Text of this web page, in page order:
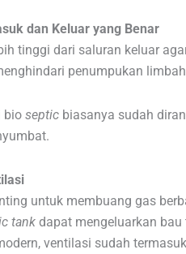
dan Keluar yang Benar
tinggi dari saluran keluar
penumpukan
bio septic biasanya sudah
untuk membuang gas
tank dapat mengeluarkan
ventilasi sudah